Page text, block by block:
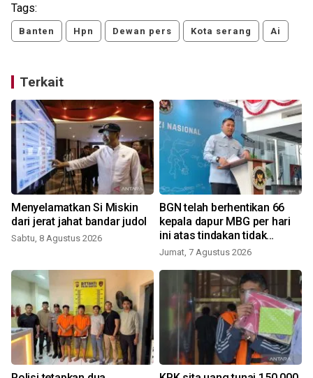
Tags:
Banten Hpn Dewan pers Kota serang Ai
Terkait
Menyelamatkan Si Miskin
dari jerat jahat bandar judol
Sabtu, 8 Agustus 2026
BGN telah berhentikan 66
kepala dapur MBG per hari
ini atas tindakan tidak
disiplin
Jumat, 7 Agustus 2026